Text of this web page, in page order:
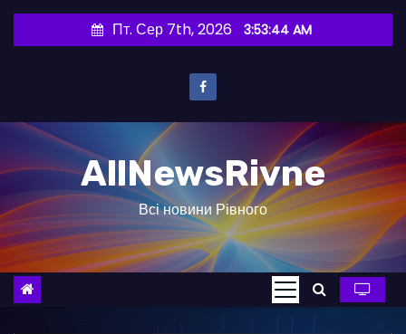
и
о
в
Пт. Сер 7th, 2026 3:53:45 AM
AllNewsRivne
Всі новини Рівного